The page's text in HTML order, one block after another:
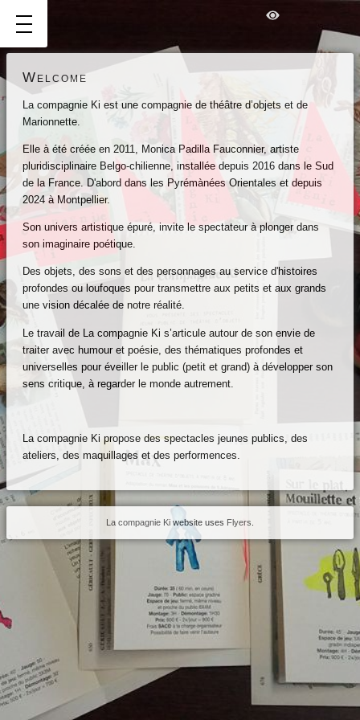
Welcome
La compagnie Ki est une compagnie de théâtre d’objets et de
Marionnette.
Elle à été créée en 2011, Monica Padilla Fauconnier, artiste
pluridisciplinaire Belgo-chilienne, installée depuis 2016 dans le Sud
de la France. D'abord dans les Pyrémànées Orientales et depuis
2024 à Montpellier.
Son univers artistique épuré, invite le spectateur à plonger dans
son imaginaire poétique.
Des objets, des sons et des personnages au service d'histoires
profondes ou loufoques pour transmettre aux petits et aux grands
une vision décalée de notre réalité.
Le travail de La compagnie Ki s’articule autour de son envie de
traiter avec humour et poésie, des thématiques profondes et
universelles pour éveiller le public (petit et grand) à développer son
sens critique, à regarder le monde autrement.
La compagnie Ki propose des spectacles jeunes publics, des
ateliers, des maquillages et des performences.
La compagnie Ki website uses Flyers